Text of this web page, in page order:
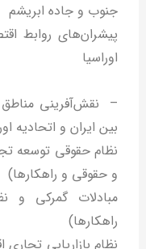
جنوب و جاده ابریشم
پیشران‌های روابط
اوراسیا
بین ایران و اتحادیه
و حقوقی و راهکارها)
مبادلات گمرکی و
راهکارها)
نظام بازاریابی